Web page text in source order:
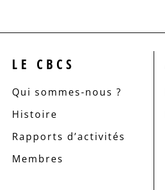
LE CBCS
Qui sommes-nous ?
Histoire
Rapports d’activités
Membres